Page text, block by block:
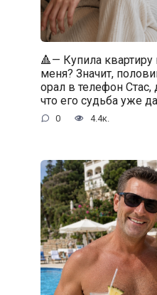
🔺— Купила
меня? Значит,
орал в телефон
что его судьба уже
0 4.4к.